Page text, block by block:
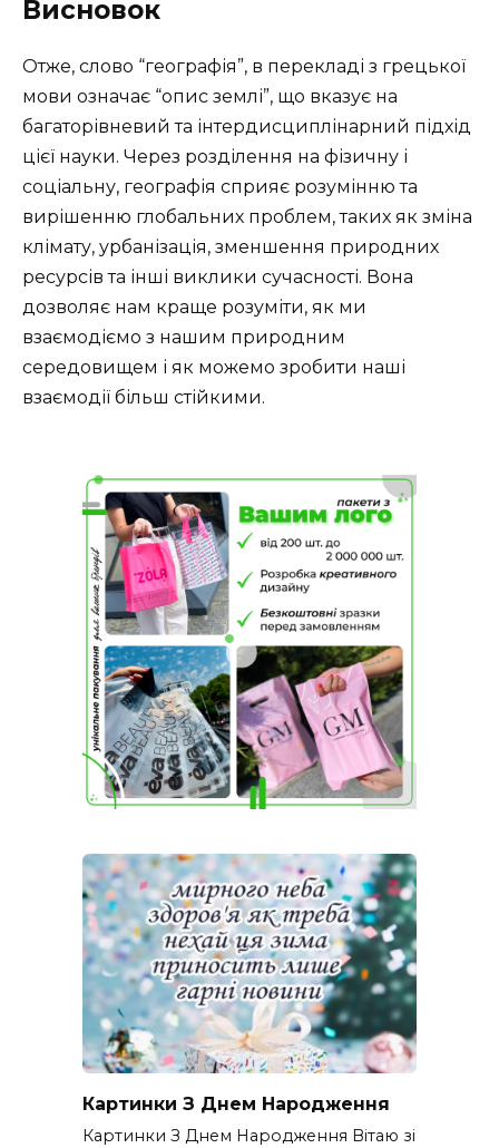
Висновок
Отже, слово “географія”, в перекладі з грецької
мови означає “опис землі”, що вказує на
багаторівневий та інтердисциплінарний підхід
цієї науки. Через розділення на фізичну і
соціальну, географія сприяє розумінню та
вирішенню глобальних проблем, таких як зміна
клімату, урбанізація, зменшення природних
ресурсів та інші виклики сучасності. Вона
дозволяє нам краще розуміти, як ми
взаємодіємо з нашим природним
середовищем і як можемо зробити наші
взаємодії більш стійкими.
Картинки З Днем Народження
Картинки З Днем Народження Вітаю зі